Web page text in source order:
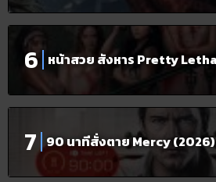
หน้าสวย สังหาร Pretty
90 นาทีสั่งตาย Mercy (2026)